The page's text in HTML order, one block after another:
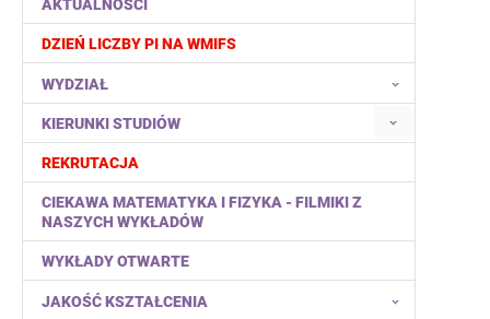
AKTUALNOŚCI
DZIEŃ LICZBY PI NA WMIFS
WYDZIAŁ
KIERUNKI STUDIÓW
REKRUTACJA
CIEKAWA MATEMATYKA I FIZYKA - FILMIKI Z
NASZYCH WYKŁADÓW
WYKŁADY OTWARTE
JAKOŚĆ KSZTAŁCENIA